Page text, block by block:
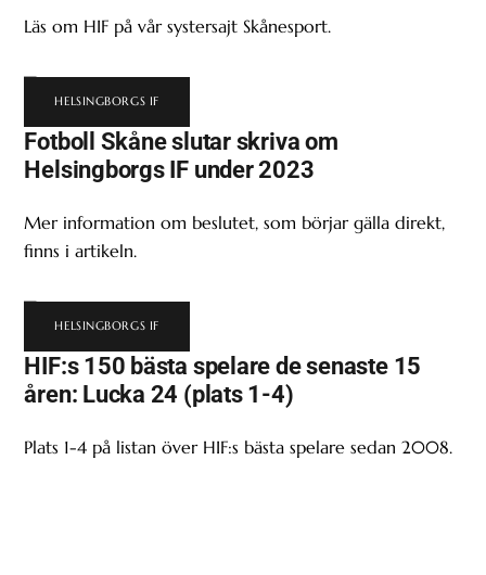
Läs om HIF på vår systersajt Skånesport.
HELSINGBORGS IF
Fotboll Skåne slutar skriva om
Helsingborgs IF under 2023
Mer information om beslutet, som börjar gälla direkt,
finns i artikeln.
HELSINGBORGS IF
HIF:s 150 bästa spelare de senaste 15
åren: Lucka 24 (plats 1-4)
Plats 1-4 på listan över HIF:s bästa spelare sedan 2008.